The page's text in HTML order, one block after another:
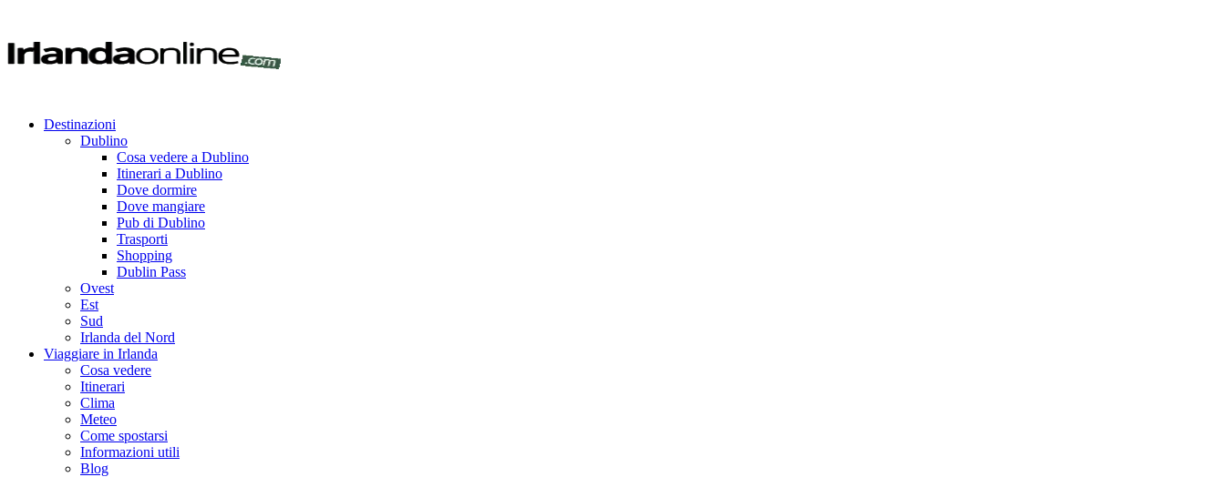
Destinazioni
Dublino
Cosa vedere a Dublino
Itinerari a Dublino
Dove dormire
Dove mangiare
Pub di Dublino
Trasporti
Shopping
Dublin Pass
Ovest
Est
Sud
Irlanda del Nord
Viaggiare in Irlanda
Cosa vedere
Itinerari
Clima
Meteo
Come spostarsi
Informazioni utili
Blog